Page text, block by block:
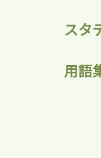
スタ
用語